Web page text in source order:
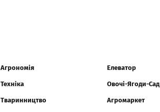
Агрономія
Техніка
Тваринництво
Елеватор
Овочі-Ягоди-Сад
Агромаркет